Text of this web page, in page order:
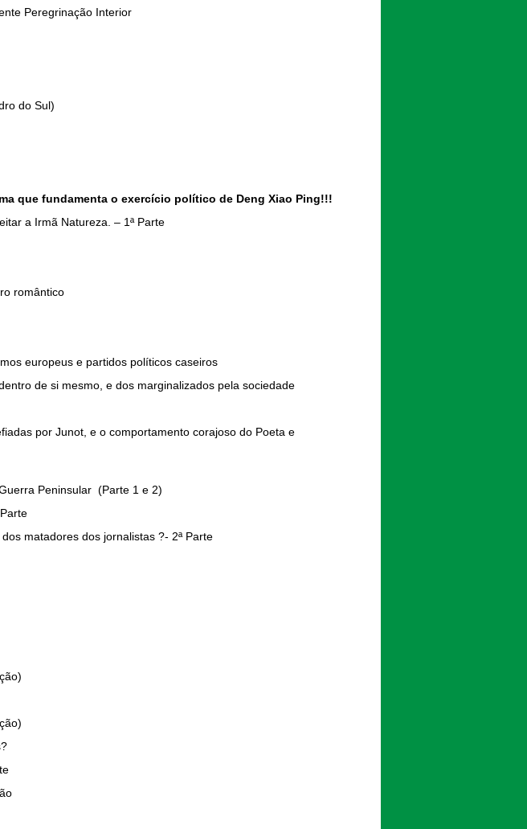
Peregrinação Interior
do Sul)
que fundamenta o exercício político de Deng Xiao Ping!!!
a Irmã Natureza. – 1ª Parte
romântico
europeus e partidos políticos caseiros
de si mesmo, e dos marginalizados pela sociedade
por Junot, e o comportamento corajoso do Poeta e
Peninsular (Parte 1 e 2)
matadores dos jornalistas ?- 2ª Parte